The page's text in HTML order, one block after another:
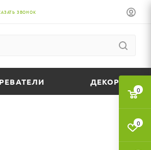
ЗВОНОК
ДЕКОР
0
0